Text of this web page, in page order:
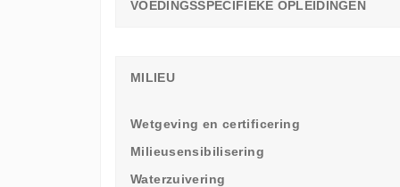
VOEDINGSSPECIFIEKE OPLEIDINGEN
MILIEU
Wetgeving en certificering
Milieusensibilisering
Waterzuivering